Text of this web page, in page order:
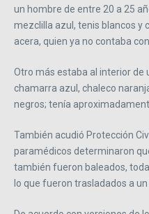
un hombre de entre 20 a 25
mezclilla azul, tenis blancos y
acera, quien ya no contaba
Otro más estaba al interior de
chamarra azul, chaleco
negros; tenía
También acudió Protección
paramédicos determinaron
también fueron baleados,
lo que fueron trasladados a